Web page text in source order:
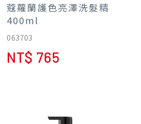
蔻蘿蘭護色亮澤洗髮精
400ml
063703
NT$ 765